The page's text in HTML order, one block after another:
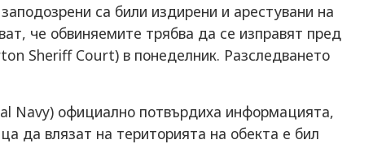
са били издирени и арестувани на
че обвиняемите трябва да се изправят пред
Sheriff Court) в понеделник. Разследването
Navy) официално потвърдиха информацията,
да влязат на територията на обекта е бил